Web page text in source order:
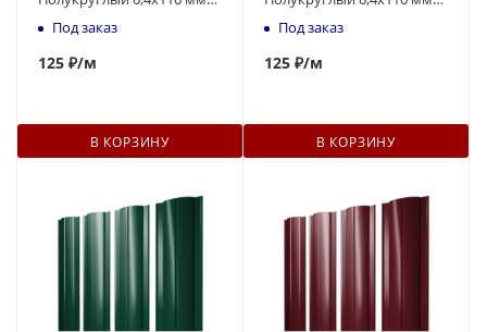
коричневый RAL 8017 1м
Под заказ
125 ₽/м
В КОРЗИНУ
серый RAL 7024 1м
Под заказ
125 ₽/м
В КОРЗИНУ